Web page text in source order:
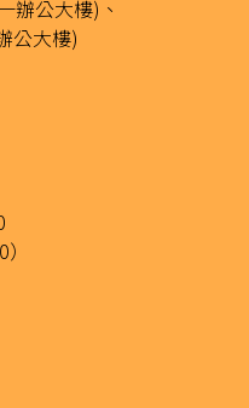
辦公大樓)、
公大樓)